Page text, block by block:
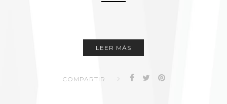
LEER MÁS
COMPARTIR